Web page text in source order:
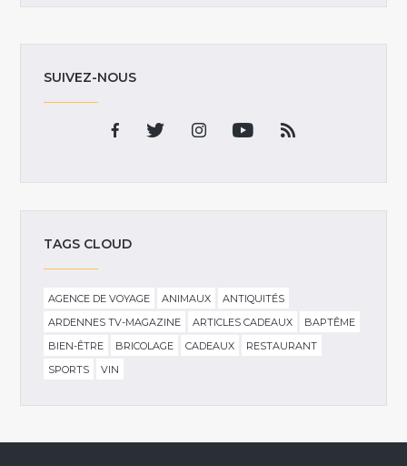
SUIVEZ-NOUS
TAGS CLOUD
AGENCE DE VOYAGE ANIMAUX
ANTIQUITÉS
ARDENNES TV-MAGAZINE
ARTICLES CADEAUX
BAPTÊME
BIEN-ÊTRE
BRICOLAGE CADEAUX
RESTAURANT
SPORTS
VIN